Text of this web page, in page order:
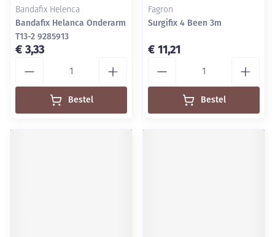
Bandafix Helenca
Bandafix Helanca Onderarm
T13-2 9285913
€ 3,33
Bestel
Fagron
Surgifix 4 Been 3m
€ 11,21
Bestel